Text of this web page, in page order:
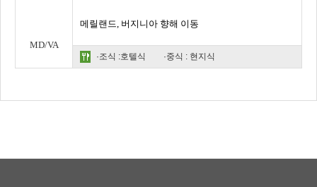
MD/VA
메릴랜드 버지니아 향해 이동
·조식 :호텔식 ·중식 : 현지식